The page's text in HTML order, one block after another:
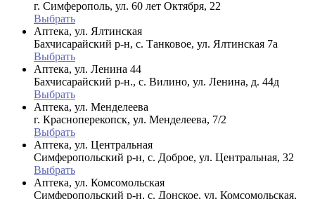
г. Симферополь, ул. 60 лет Октября, 22
Выбрать
Аптека, ул. Ялтинская
Бахчисарайский р-н, с. Танковое, ул. Ялтинская 7а
Выбрать
Аптека, ул. Ленина 44
Бахчисарайский р-н., с. Вилино, ул. Ленина, д. 44д
Выбрать
Аптека, ул. Менделеева
г. Красноперекопск, ул. Менделеева, 7/2
Выбрать
Аптека, ул. Центральная
Симферопольский р-н, с. Доброе, ул. Центральная, 32
Выбрать
Аптека, ул. Комсомольская
Симферопольский р-н, с. Донское, ул. Комсомольская,